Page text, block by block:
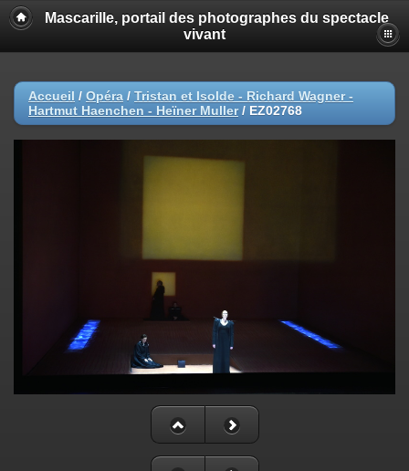
Mascarille, portail des photographes du spectacle
vivant
Accueil / Opéra / Tristan et Isolde - Richard Wagner -
Hartmut Haenchen - Heïner Muller/ EZ02768